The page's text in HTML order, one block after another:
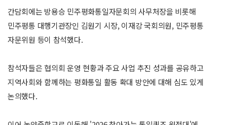
간담회에는 방용승 민주평화통일자문회의 사무처장을 비롯해
민주평통 대행기관장인 김원기 시장, 이재강 국회의원, 민주평통
자문위원 등이 참석했다.
참석자들은 협의회 운영 현황과 주요 사업 추진 성과를 공유하고
지역사회와 함께하는 평화통일 활동 확대 방안에 대해 심도 있게
논의했다.